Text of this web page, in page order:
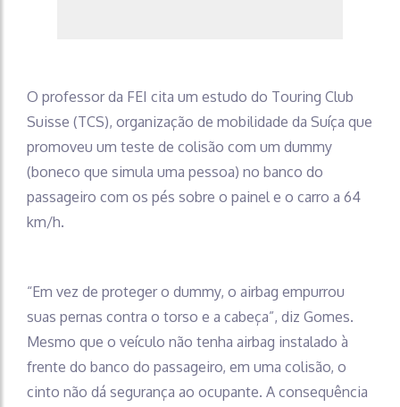
O professor da FEI cita um estudo do Touring Club
Suisse (TCS), organização de mobilidade da Suíça que
promoveu um teste de colisão com um dummy
(boneco que simula uma pessoa) no banco do
passageiro com os pés sobre o painel e o carro a 64
km/h.
“Em vez de proteger o dummy, o airbag empurrou
suas pernas contra o torso e a cabeça”, diz Gomes.
Mesmo que o veículo não tenha airbag instalado à
frente do banco do passageiro, em uma colisão, o
cinto não dá segurança ao ocupante. A consequência